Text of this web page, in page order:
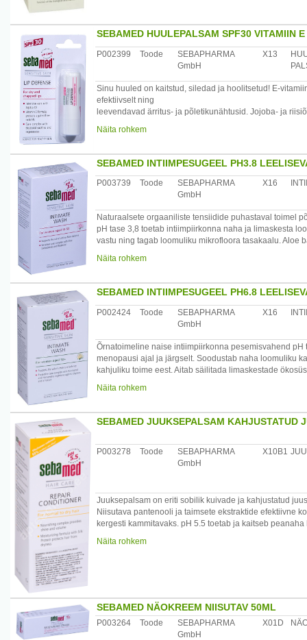
Maaletooja: Medior Marketing OÜ, Pikk 14, 51013
SEBAMED HUULEPALSAM SPF30 VITAMIIN
P002399 Toode
SEBAPHARMA
GmbH
X13
Sinu huuled on kaitstud, siledad ja hoolitsetud! E-
efektiivselt ning
leevendavad ärritus- ja põletikunähtusid. Jojoba- ja
sisalda kunstlikke värvaineid ega säilitusaineid.
lõhenenud ja pragunenud huulte tervenemine.
Koostis: Ricinus communis oil, Cera alba, Simmondsia
Squalane,
Lecithin, Ascorbyl Palmitate, Caprylic/Capric
Maaletooja: Medior Marketing OÜ, Pikk 14, 51013
Näita rohkem
SEBAMED INTIIMPESUGEEL PH3.8
P003739 Toode
SEBAPHARMA
GmbH
X16
Naturaalsete orgaaniliste tensiidide puhastaval toimel
pH tase 3,8 toetab intiimpiirkonna naha ja limaskesta
vastu ning tagab loomuliku mikrofloora tasakaalu. Aloe
Spetsiaalselt väljatöötatud naise intiimpiirkonna
/*/*
leaf gel, Bisabolol, Sodium Lactate,
Maaletooja: Medior Marketing OÜ, Pikk 14, 51013
Näita rohkem
SEBAMED INTIIMPESUGEEL PH6.8
P002424 Toode
SEBAPHARMA
GmbH
X16
Õrnatoimeline naise intiimpiirkonna pesemisvahend
menopausi ajal ja järgselt. Soodustab naha loomuliku
kahjuliku toime eest. Aitab säilitada limaskestade
Toode on günekoloogiliselt ja dermatoloogiliselt testitud.
Koostis: Aqua, Sodium Laureth Sulfate,
Phenoxyethanol,
Piroctone Olamine, Potassium Sorbate, Sodium
Maaletooja: Medior Marketing OÜ, Pikk 14, 51013
Näita rohkem
SEBAMED JUUKSEPALSAM KAHJUSTATUD
P003278 Toode
SEBAPHARMA
GmbH
X10B1
Juuksepalsam on eriti sobilik kuivade ja kahjustatud
Niisutava pantenooli ja taimsete ekstraktide efektiivne
kergesti kammitavaks. pH 5.5 toetab ja kaitseb
/*/*
Foeniculum vulgare fruit extract, Humulus lupulus
Chamomilla recutita flower extract, Achillea millefolium
Cetyl Alcohol, Cetrimonium Chloride, Polyquaternium-
Näita rohkem
SEBAMED NÄOKREEM NIISUTAV 50ML
P003264 Toode
SEBAPHARMA
GmbH
X01D